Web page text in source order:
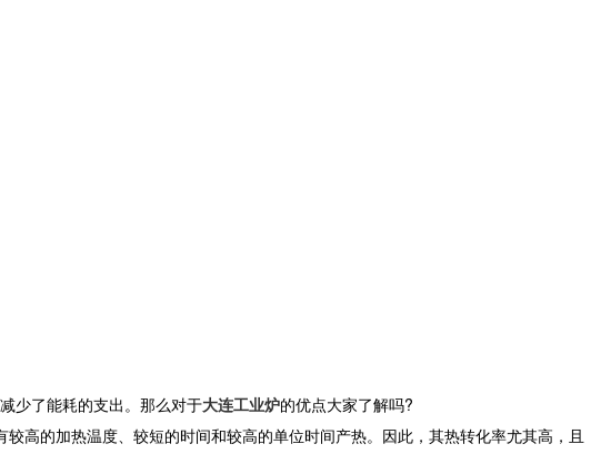
少了能耗的支出。那么对于大连工业炉的优点大家了解吗?
高的加热温度、较短的时间和较高的单位时间产热。因此，其热转化率尤其高，且